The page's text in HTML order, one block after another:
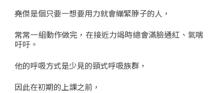
堯傑是個只要一想要用力就會繃緊脖子的人，
常常一組動作做完，在接近力竭時總會滿臉通紅、氣喘
吁吁。
他的呼吸方式是少見的頸式呼吸族群，
因此在初期的上課之前，